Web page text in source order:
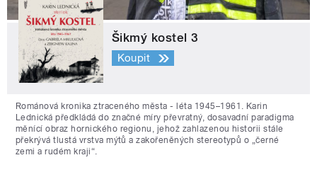
Šikmý kostel 3
Koupit
Románová kronika ztraceného města - léta 1945–1961. Karin
Lednická předkládá do značné míry převratný, dosavadní paradigma
měnící obraz hornického regionu, jehož zahlazenou historii stále
překrývá tlustá vrstva mýtů a zakořeněných stereotypů o „černé
zemi a rudém kraji“.